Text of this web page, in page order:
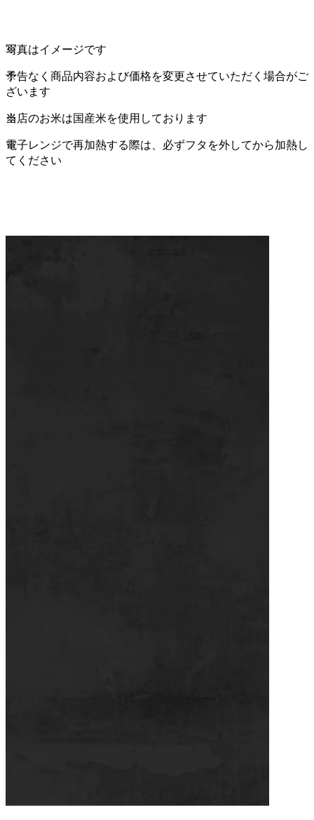
写真はイメージです
予告なく商品内容および価格を変更させていただく場合がご
ざいます
当店のお米は国産米を使用しております
電子レンジで再加熱する際は、必ずフタを外してから加熱し
てください